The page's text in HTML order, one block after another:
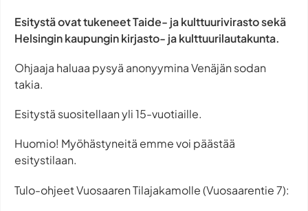
Esitystä ovat tukeneet Taide- ja kulttuurivirasto sekä
Helsingin kaupungin kirjasto- ja kulttuurilautakunta.
Ohjaaja haluaa pysyä anonyymina Venäjän sodan
takia.
Esitystä suositellaan yli 15-vuotiaille.
Huomio! Myöhästyneitä emme voi päästää
esitystilaan.
Tulo-ohjeet Vuosaaren Tilajakamolle (Vuosaarentie 7):